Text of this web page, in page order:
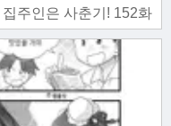
집주인은 사춘기! 152화